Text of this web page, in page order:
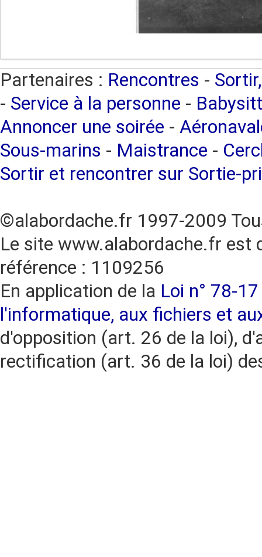
Partenaires : Rencontres -
- Service à la personne -
Annoncer une soirée -
Sous-marins - Maistrance -
Sortir et rencontrer sur Sortie-
©alabordache.fr 1997-2009
Le site www.alabordache.fr est
référence : 1109256
En application de la Loi n° 78-
l'informatique, aux fichiers et
d'opposition (art. 26 de la loi),
rectification (art. 36 de la loi)